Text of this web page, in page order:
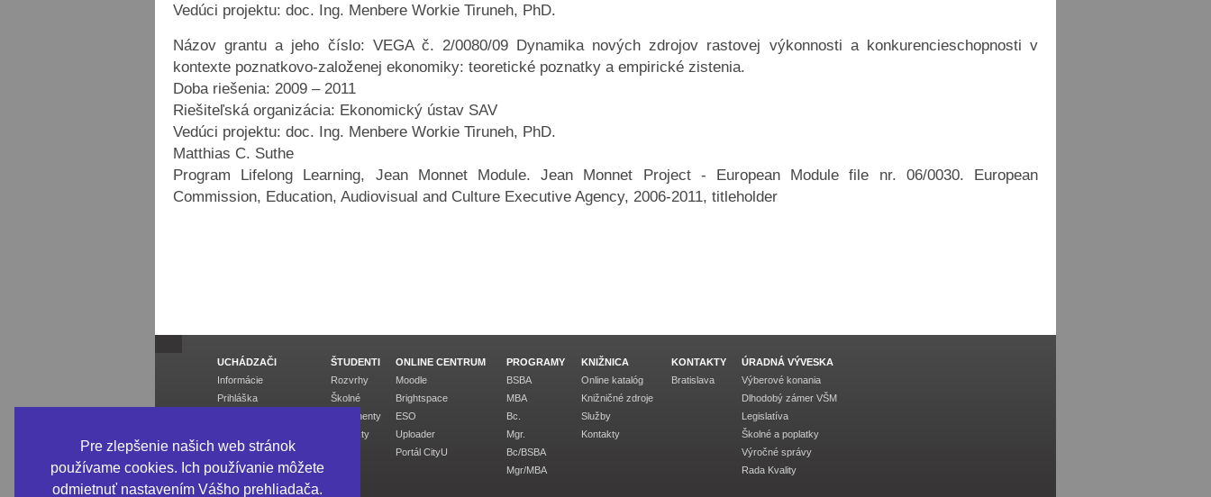
Pre zlepšenie našich web stránok
používame cookies. Ich používanie môžete
odmietnuť nastavením Vášho prehliadača.
Vedúci projektu: doc. Ing. Menbere Workie Tiruneh, PhD.
Názov grantu a jeho číslo: VEGA č. 2/0080/09 Dynamika nových zdrojov rastovej výkonnosti a konkurencieschopnosti v
kontexte poznatkovo-založenej ekonomiky: teoretické poznatky a empirické zistenia.
Doba riešenia: 2009 – 2011
Riešiteľská organizácia: Ekonomický ústav SAV
Vedúci projektu: doc. Ing. Menbere Workie Tiruneh, PhD.
Matthias C. Suthe
Program Lifelong Learning, Jean Monnet Module. Jean Monnet Project - European Module file nr. 06/0030. European
Commission, Education, Audiovisual and Culture Executive Agency, 2006-2011, titleholder
UCHÁDZAČI ŠTUDENTI ONLINE CENTRUM PROGRAMY KNIŽNICA KONTAKTY
ÚRADNÁ VÝVESKA
Informácie
Rozvrhy Moodle BSBA Online katalóg Bratislava
Výberové konania
Prihláška
Školné Brightspace MBA Knižničné zdroje
Dlhodobý zámer VŠM
Dokumenty ESO Bc. Služby
Legislatíva
Kontakty Uploader Mgr. Kontakty
Školné a poplatky
Katalóg VŠM
Portál CityU Bc/BSBA
Výročné správy
Katalóg CityU
Mgr/MBA Rada Kvality